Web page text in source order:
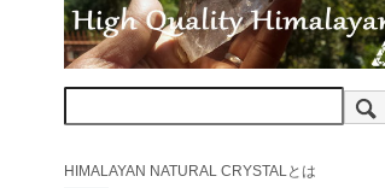
HIMALAYAN NATURAL CRYSTALとは